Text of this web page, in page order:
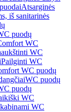
Atsarginės
iš sanitarinės
puodų
WC
WC
Pailginti WC
WC puodų
WC puodų
puodų
WC
WC